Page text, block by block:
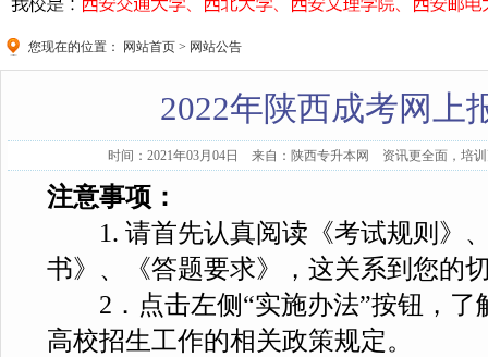
您现在的位置： 网站首页 > 网站公告
2022年陕西成考网上
时间：2021年03月04日 来自：陕西专升本网 资讯更全面，培
注意事项：
1. 请首先认真阅读《考试规则》
书》、《答题要求》，这关系到您的
2．点击左侧“实施办法”按钮，了
高校招生工作的相关政策规定。